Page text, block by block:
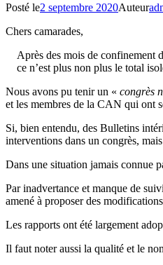
Posté le2 septembre 2020Auteur
Chers camarades,
Après des mois de confinement
ce n’est plus non plus le total
Nous avons pu tenir un « congrès
et les membres de la CAN qui ont
Si, bien entendu, des Bulletins
interventions dans un congrès,
Dans une situation jamais connue
Par inadvertance et manque de
amené à proposer des
Les rapports ont été largement
Il faut noter aussi la qualité et le